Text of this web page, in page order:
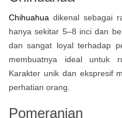
Chihuahua dikenal sebagai
hanya sekitar 5–8 inci dan
dan sangat loyal terhadap
membuatnya ideal untuk
Karakter unik dan ekspresif
perhatian orang.
Pomeranian